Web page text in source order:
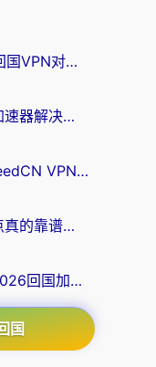
Malus VPN好用吗？和极闪回国VPN对比哪个回国效果更好？海外党亲测3款加速器+避坑指南
海外党必看：如何通过试用加速器解决国内APP地区限制？附2026最新对比测评
雷神手游VPN好用吗？和SpeedCN VPN对比哪个回国效果更好？海外党亲测3款加速器+避坑指南
海外党别踩坑：免费回国节点真的靠谱吗？教你选对加速器无缝访问国内资源
海外党别再踩坑免费代理！2026回国加速器全攻略：从选线到避坑，无缝访问国内资源
国